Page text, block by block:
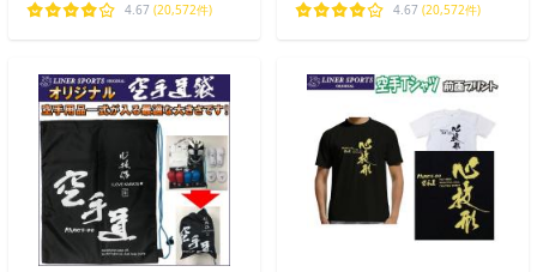
4.67 (20,572件) 4.67 (20,572件)